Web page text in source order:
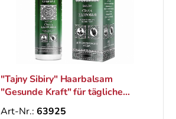
"Tajny Sibiry" Haarbalsam
"Gesunde Kraft" für tägliche
Pflege, 300 ml
Art-Nr.: 63925